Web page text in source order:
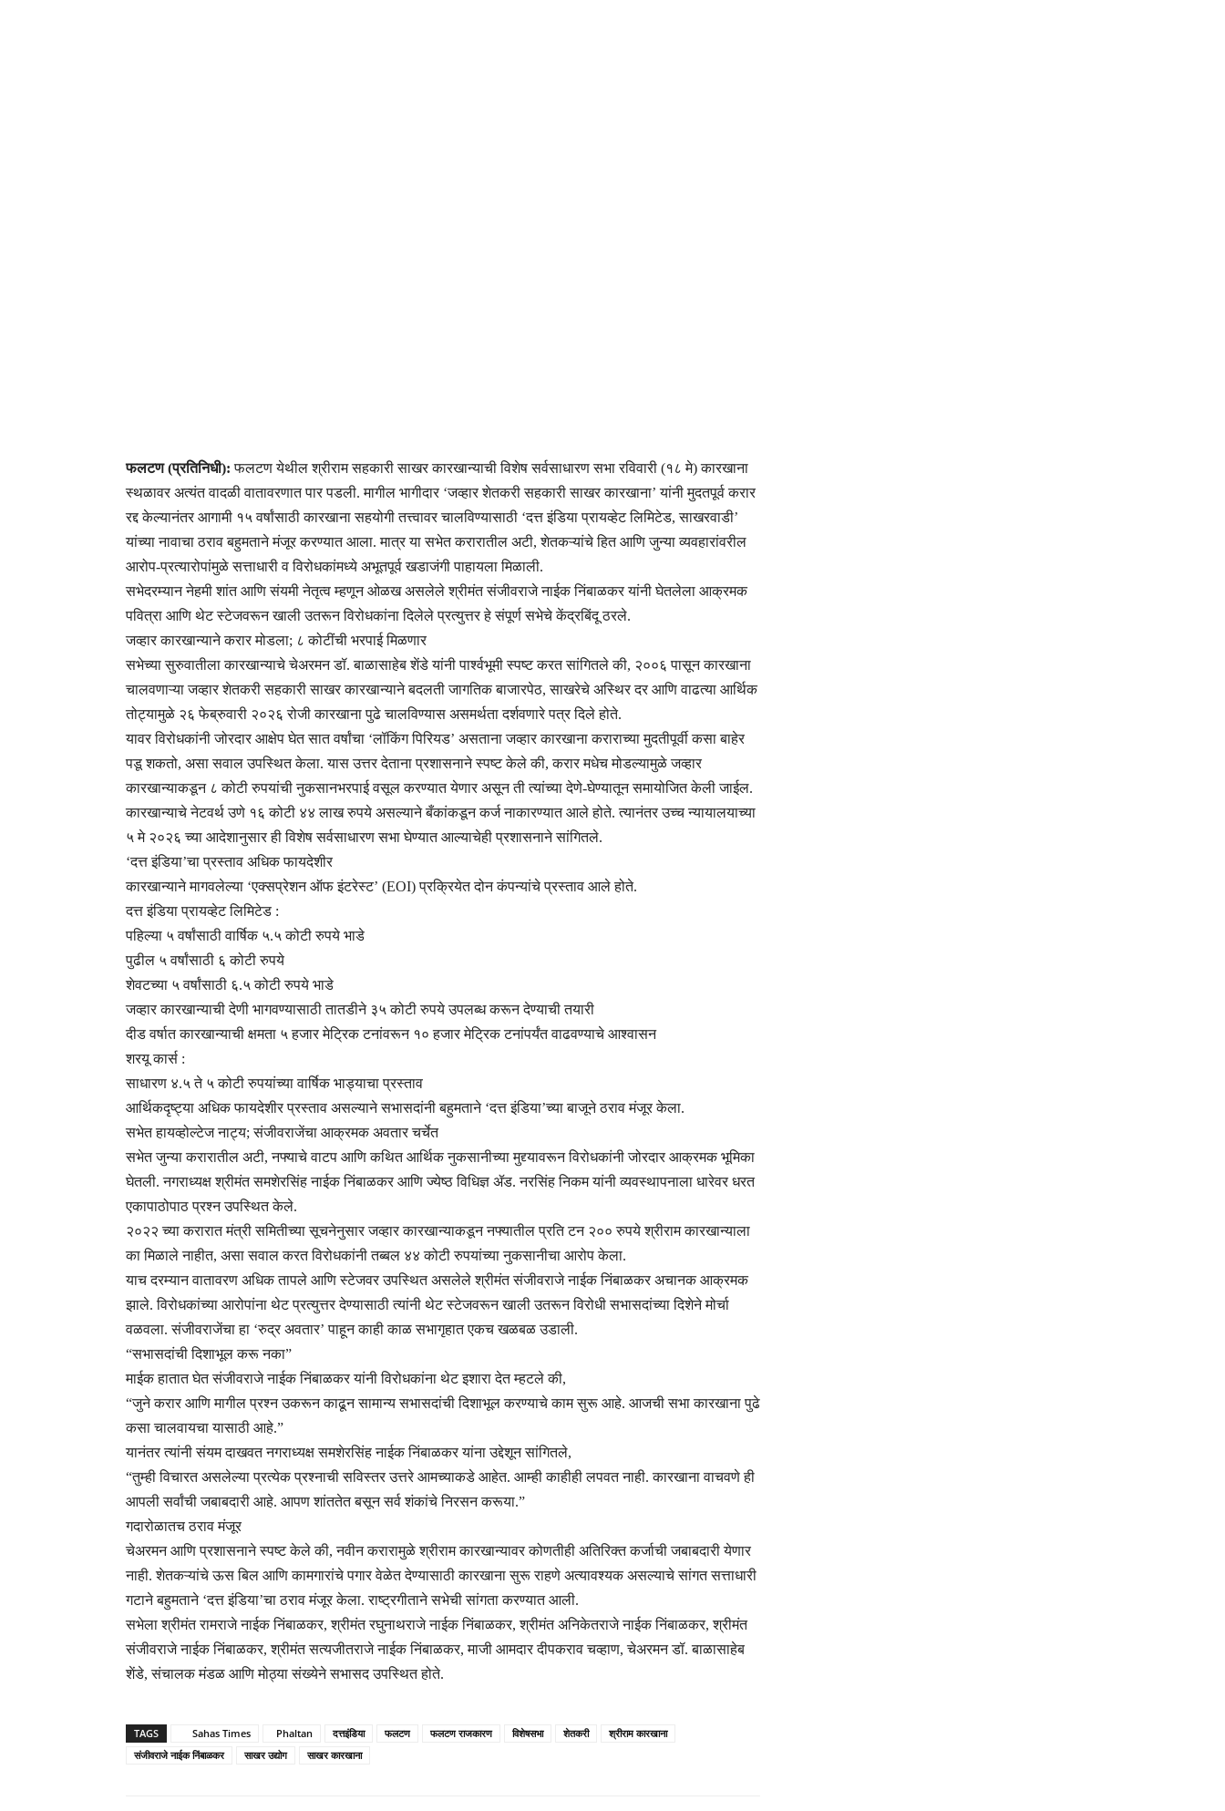
फलटण (प्रतिनिधी): फलटण येथील श्रीराम सहकारी साखर कारखान्याची विशेष सर्वसाधारण सभा रविवारी (१८ मे) कारखाना
स्थळावर अत्यंत वादळी वातावरणात पार पडली. मागील भागीदार ‘जव्हार शेतकरी सहकारी साखर कारखाना’ यांनी मुदतपूर्व करार
रद्द केल्यानंतर आगामी १५ वर्षांसाठी कारखाना सहयोगी तत्त्वावर चालविण्यासाठी ‘दत्त इंडिया प्रायव्हेट लिमिटेड, साखरवाडी’
यांच्या नावाचा ठराव बहुमताने मंजूर करण्यात आला. मात्र या सभेत करारातील अटी, शेतकऱ्यांचे हित आणि जुन्या व्यवहारांवरील
आरोप-प्रत्यारोपांमुळे सत्ताधारी व विरोधकांमध्ये अभूतपूर्व खडाजंगी पाहायला मिळाली.
सभेदरम्यान नेहमी शांत आणि संयमी नेतृत्व म्हणून ओळख असलेले श्रीमंत संजीवराजे नाईक निंबाळकर यांनी घेतलेला आक्रमक
पवित्रा आणि थेट स्टेजवरून खाली उतरून विरोधकांना दिलेले प्रत्युत्तर हे संपूर्ण सभेचे केंद्रबिंदू ठरले.
जव्हार कारखान्याने करार मोडला; ८ कोटींची भरपाई मिळणार
सभेच्या सुरुवातीला कारखान्याचे चेअरमन डॉ. बाळासाहेब शेंडे यांनी पार्श्वभूमी स्पष्ट करत सांगितले की, २००६ पासून कारखाना
चालवणाऱ्या जव्हार शेतकरी सहकारी साखर कारखान्याने बदलती जागतिक बाजारपेठ, साखरेचे अस्थिर दर आणि वाढत्या आर्थिक
तोट्यामुळे २६ फेब्रुवारी २०२६ रोजी कारखाना पुढे चालविण्यास असमर्थता दर्शवणारे पत्र दिले होते.
यावर विरोधकांनी जोरदार आक्षेप घेत सात वर्षांचा ‘लॉकिंग पिरियड’ असताना जव्हार कारखाना कराराच्या मुदतीपूर्वी कसा बाहेर
पडू शकतो, असा सवाल उपस्थित केला. यास उत्तर देताना प्रशासनाने स्पष्ट केले की, करार मधेच मोडल्यामुळे जव्हार
कारखान्याकडून ८ कोटी रुपयांची नुकसानभरपाई वसूल करण्यात येणार असून ती त्यांच्या देणे-घेण्यातून समायोजित केली जाईल.
कारखान्याचे नेटवर्थ उणे १६ कोटी ४४ लाख रुपये असल्याने बँकांकडून कर्ज नाकारण्यात आले होते. त्यानंतर उच्च न्यायालयाच्या
५ मे २०२६ च्या आदेशानुसार ही विशेष सर्वसाधारण सभा घेण्यात आल्याचेही प्रशासनाने सांगितले.
‘दत्त इंडिया’चा प्रस्ताव अधिक फायदेशीर
कारखान्याने मागवलेल्या ‘एक्सप्रेशन ऑफ इंटरेस्ट’ (EOI) प्रक्रियेत दोन कंपन्यांचे प्रस्ताव आले होते.
दत्त इंडिया प्रायव्हेट लिमिटेड :
पहिल्या ५ वर्षांसाठी वार्षिक ५.५ कोटी रुपये भाडे
पुढील ५ वर्षांसाठी ६ कोटी रुपये
शेवटच्या ५ वर्षांसाठी ६.५ कोटी रुपये भाडे
जव्हार कारखान्याची देणी भागवण्यासाठी तातडीने ३५ कोटी रुपये उपलब्ध करून देण्याची तयारी
दीड वर्षात कारखान्याची क्षमता ५ हजार मेट्रिक टनांवरून १० हजार मेट्रिक टनांपर्यंत वाढवण्याचे आश्वासन
शरयू कार्स :
साधारण ४.५ ते ५ कोटी रुपयांच्या वार्षिक भाड्याचा प्रस्ताव
आर्थिकदृष्ट्या अधिक फायदेशीर प्रस्ताव असल्याने सभासदांनी बहुमताने ‘दत्त इंडिया’च्या बाजूने ठराव मंजूर केला.
सभेत हायव्होल्टेज नाट्य; संजीवराजेंचा आक्रमक अवतार चर्चेत
सभेत जुन्या करारातील अटी, नफ्याचे वाटप आणि कथित आर्थिक नुकसानीच्या मुद्द्यावरून विरोधकांनी जोरदार आक्रमक भूमिका
घेतली. नगराध्यक्ष श्रीमंत समशेरसिंह नाईक निंबाळकर आणि ज्येष्ठ विधिज्ञ ॲड. नरसिंह निकम यांनी व्यवस्थापनाला धारेवर धरत
एकापाठोपाठ प्रश्न उपस्थित केले.
२०२२ च्या करारात मंत्री समितीच्या सूचनेनुसार जव्हार कारखान्याकडून नफ्यातील प्रति टन २०० रुपये श्रीराम कारखान्याला
का मिळाले नाहीत, असा सवाल करत विरोधकांनी तब्बल ४४ कोटी रुपयांच्या नुकसानीचा आरोप केला.
याच दरम्यान वातावरण अधिक तापले आणि स्टेजवर उपस्थित असलेले श्रीमंत संजीवराजे नाईक निंबाळकर अचानक आक्रमक
झाले. विरोधकांच्या आरोपांना थेट प्रत्युत्तर देण्यासाठी त्यांनी थेट स्टेजवरून खाली उतरून विरोधी सभासदांच्या दिशेने मोर्चा
वळवला. संजीवराजेंचा हा ‘रुद्र अवतार’ पाहून काही काळ सभागृहात एकच खळबळ उडाली.
“सभासदांची दिशाभूल करू नका”
माईक हातात घेत संजीवराजे नाईक निंबाळकर यांनी विरोधकांना थेट इशारा देत म्हटले की,
“जुने करार आणि मागील प्रश्न उकरून काढून सामान्य सभासदांची दिशाभूल करण्याचे काम सुरू आहे. आजची सभा कारखाना पुढे
कसा चालवायचा यासाठी आहे.”
यानंतर त्यांनी संयम दाखवत नगराध्यक्ष समशेरसिंह नाईक निंबाळकर यांना उद्देशून सांगितले,
“तुम्ही विचारत असलेल्या प्रत्येक प्रश्नाची सविस्तर उत्तरे आमच्याकडे आहेत. आम्ही काहीही लपवत नाही. कारखाना वाचवणे ही
आपली सर्वांची जबाबदारी आहे. आपण शांततेत बसून सर्व शंकांचे निरसन करूया.”
गदारोळातच ठराव मंजूर
चेअरमन आणि प्रशासनाने स्पष्ट केले की, नवीन करारामुळे श्रीराम कारखान्यावर कोणतीही अतिरिक्त कर्जाची जबाबदारी येणार
नाही. शेतकऱ्यांचे ऊस बिल आणि कामगारांचे पगार वेळेत देण्यासाठी कारखाना सुरू राहणे अत्यावश्यक असल्याचे सांगत सत्ताधारी
गटाने बहुमताने ‘दत्त इंडिया’चा ठराव मंजूर केला. राष्ट्रगीताने सभेची सांगता करण्यात आली.
सभेला श्रीमंत रामराजे नाईक निंबाळकर, श्रीमंत रघुनाथराजे नाईक निंबाळकर, श्रीमंत अनिकेतराजे नाईक निंबाळकर, श्रीमंत
संजीवराजे नाईक निंबाळकर, श्रीमंत सत्यजीतराजे नाईक निंबाळकर, माजी आमदार दीपकराव चव्हाण, चेअरमन डॉ. बाळासाहेब
शेंडे, संचालक मंडळ आणि मोठ्या संख्येने सभासद उपस्थित होते.
TAGS Sahas Times Phaltan दत्तइंडिया फलटण फलटण राजकारण विशेषसभा शेतकरी
श्रीराम कारखाना
संजीवराजे नाईक निंबाळकर
साखर उद्योग साखर कारखाना